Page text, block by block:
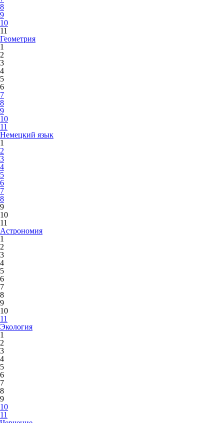
8
9
10
11
Геометрия
1
2
3
4
5
6
7
8
9
10
11
Немецкий язык
1
2
3
4
5
6
7
8
9
10
11
Астрономия
1
2
3
4
5
6
7
8
9
10
11
Экология
1
2
3
4
5
6
7
8
9
10
11